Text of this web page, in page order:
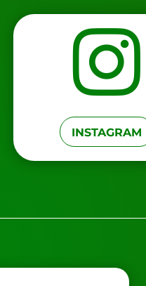

INSTAGRAM